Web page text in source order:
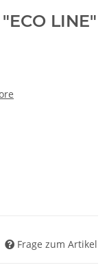
LINE"
Frage zum Artikel